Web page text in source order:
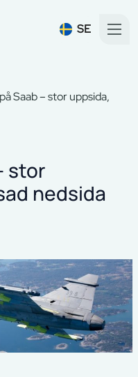
SE
Saab – stor uppsida,
stor
nedsida